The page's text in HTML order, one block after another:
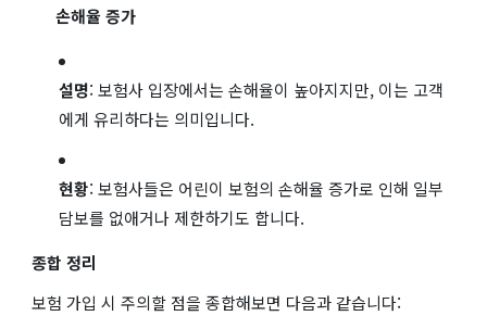
손해율 증가
설명: 보험사 입장에서는 손해율이 높아지지만, 이는 고객
에게 유리하다는 의미입니다.
현황: 보험사들은 어린이 보험의 손해율 증가로 인해 일부
담보를 없애거나 제한하기도 합니다.
종합 정리
보험 가입 시 주의할 점을 종합해보면 다음과 같습니다: